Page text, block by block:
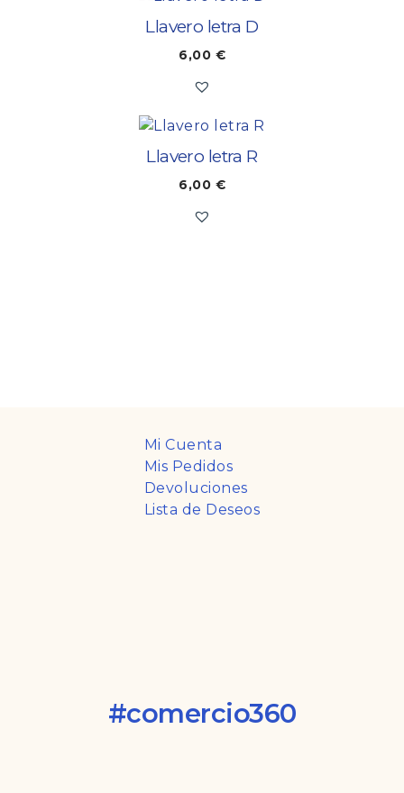
Llavero letra D
6,00 €
Llavero letra R
6,00 €
Mi Cuenta
Mis Pedidos
Devoluciones
Lista de Deseos
#comercio360